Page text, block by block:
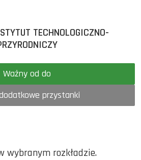
TECHNOLOGICZNO-
Ważny od do
przystanki
wybranym rozkładzie.